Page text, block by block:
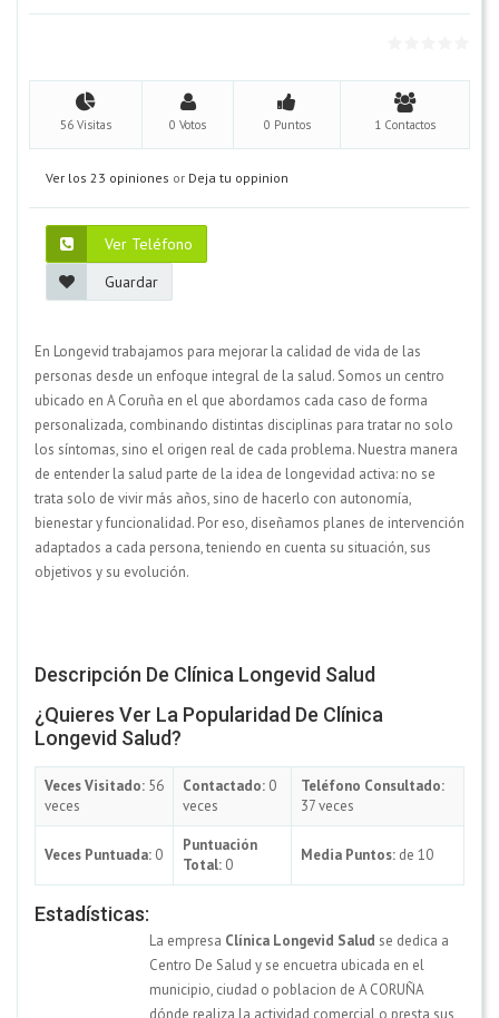
56 Visitas 0 Votos 0 Puntos 1 Contactos
Ver los 23 opiniones or Deja tu oppinion
Ver Teléfono
Guardar
En Longevid trabajamos para mejorar la calidad de vida de las
personas desde un enfoque integral de la salud. Somos un centro
ubicado en A Coruña en el que abordamos cada caso de forma
personalizada, combinando distintas disciplinas para tratar no solo
los síntomas, sino el origen real de cada problema. Nuestra manera
de entender la salud parte de la idea de longevidad activa: no se
trata solo de vivir más años, sino de hacerlo con autonomía,
bienestar y funcionalidad. Por eso, diseñamos planes de intervención
adaptados a cada persona, teniendo en cuenta su situación, sus
objetivos y su evolución.
Descripción De Clínica Longevid Salud
¿Quieres Ver La Popularidad De Clínica
Longevid Salud?
Veces Visitado: 56
veces
Contactado: 0
veces
Teléfono Consultado:
37 veces
Veces Puntuada: 0
Puntuación
Total: 0
Media Puntos: de 10
Estadísticas:
La empresa Clínica Longevid Salud se dedica a
Centro De Salud y se encuetra ubicada en el
municipio, ciudad o poblacion de A CORUÑA
dónde realiza la actividad comercial o presta sus